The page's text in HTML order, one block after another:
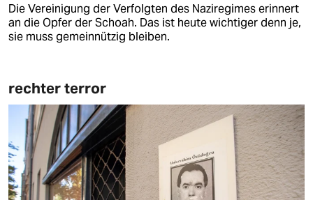
Die Vereinigung der Verfolgten des Naziregimes erinnert
an die Opfer der Schoah. Das ist heute wichtiger denn je,
sie muss gemeinnützig bleiben.
rechter terror